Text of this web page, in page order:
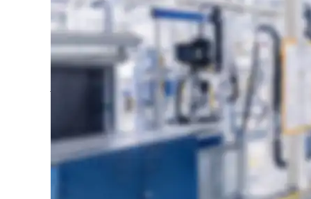
Schweißer (m/w/d)
84513 Töging am Inn
Schnellbewerbung